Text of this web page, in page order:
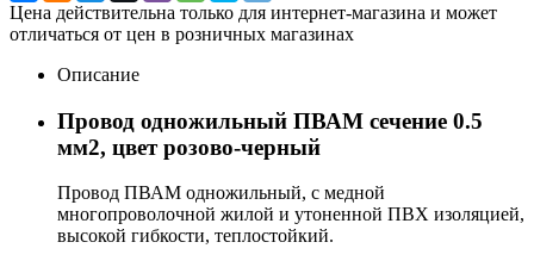
Цена действительна только для интернет-магазина и может
отличаться от цен в розничных магазинах
Описание
Провод одножильный ПВАМ сечение 0.5
мм2, цвет розово-черный
Провод ПВАМ одножильный, с медной
многопроволочной жилой и утоненной ПВХ изоляцией,
высокой гибкости, теплостойкий.